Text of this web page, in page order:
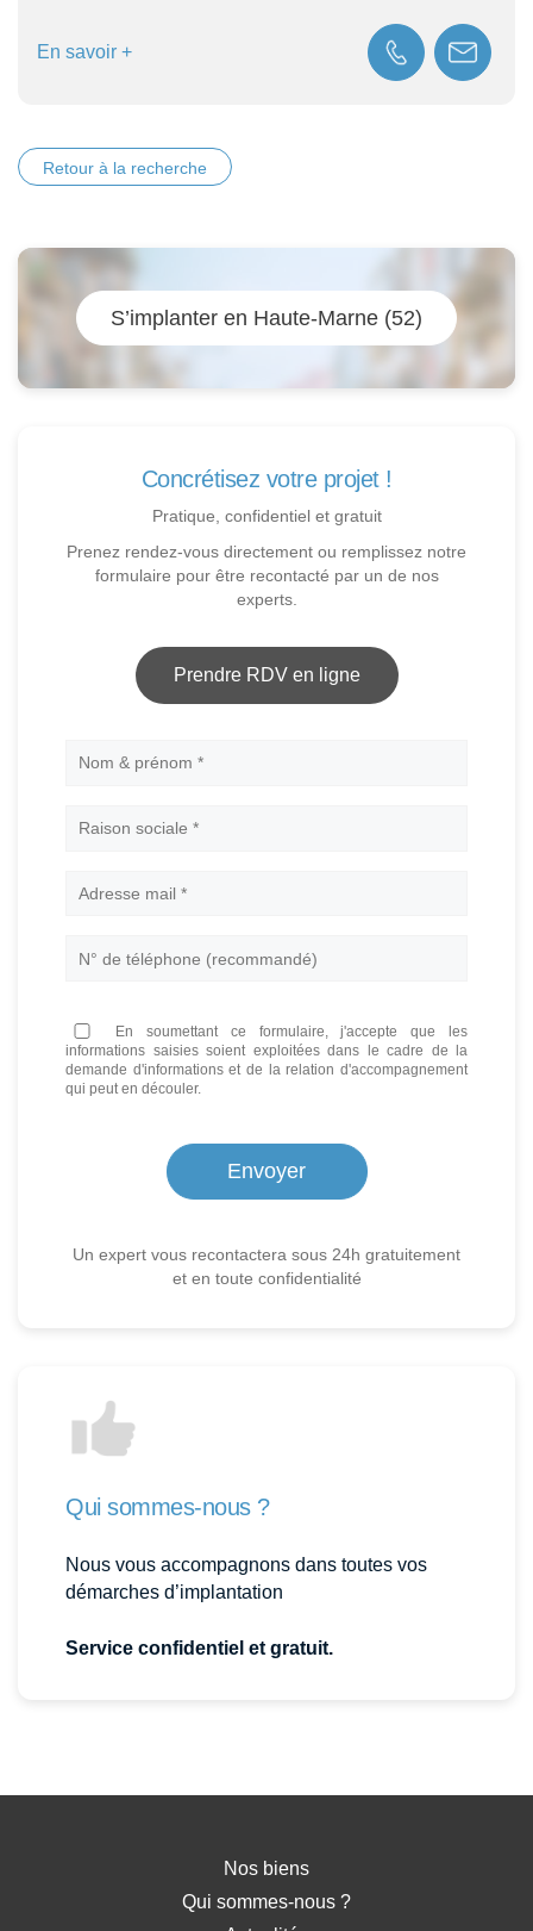
En savoir +
Retour à la recherche
S’implanter en Haute-Marne (52)
Concrétisez votre projet !
Pratique, confidentiel et gratuit
Prenez rendez-vous directement ou remplissez notre
formulaire pour être recontacté par un de nos
experts.
Prendre RDV en ligne
Nom
En soumettant ce formulaire, j'accepte que les
informations saisies soient exploitées dans le cadre de la
demande d'informations et de la relation d'accompagnement
qui peut en découler.
Un expert vous recontactera sous 24h gratuitement
et en toute confidentialité
Qui sommes-nous ?
Nous vous accompagnons dans toutes vos
démarches d’implantation
Service confidentiel et gratuit.
Nos biens
Qui sommes-nous ?